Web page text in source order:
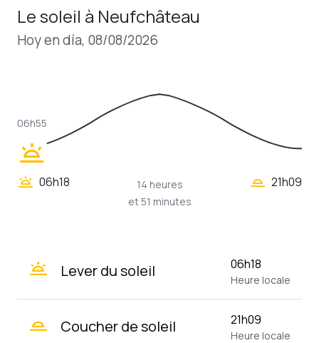
Le soleil à Neufchâteau
Hoy en día, 08/08/2026
wb_twilight
06h55
wb_twilight 06h18
14 heures
et 51 minutes
wb_twilight_2 21h09
wb_twilight Lever du soleil 06h18
Heure locale
wb_twilight_2 Coucher de soleil 21h09
Heure locale